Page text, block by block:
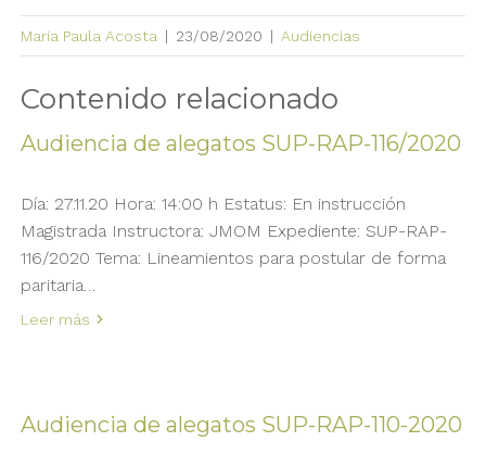
Maria Paula Acosta | 23/08/2020 | Audiencias
Contenido relacionado
Audiencia de alegatos SUP-RAP-116/2020
Día: 27.11.20 Hora: 14:00 h Estatus: En instrucción
Magistrada Instructora: JMOM Expediente: SUP-RAP-
116/2020 Tema: Lineamientos para postular de forma
paritaria…
Leer más
Audiencia de alegatos SUP-RAP-110-2020